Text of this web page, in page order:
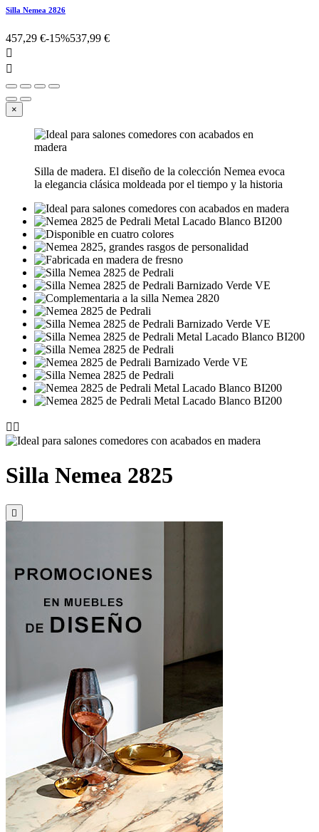
Silla Nemea 2826
457,29 €-15%537,99 €


×
Silla de madera. El diseño de la colección Nemea evoca
la elegancia clásica moldeada por el tiempo y la historia
 
Silla Nemea 2825
